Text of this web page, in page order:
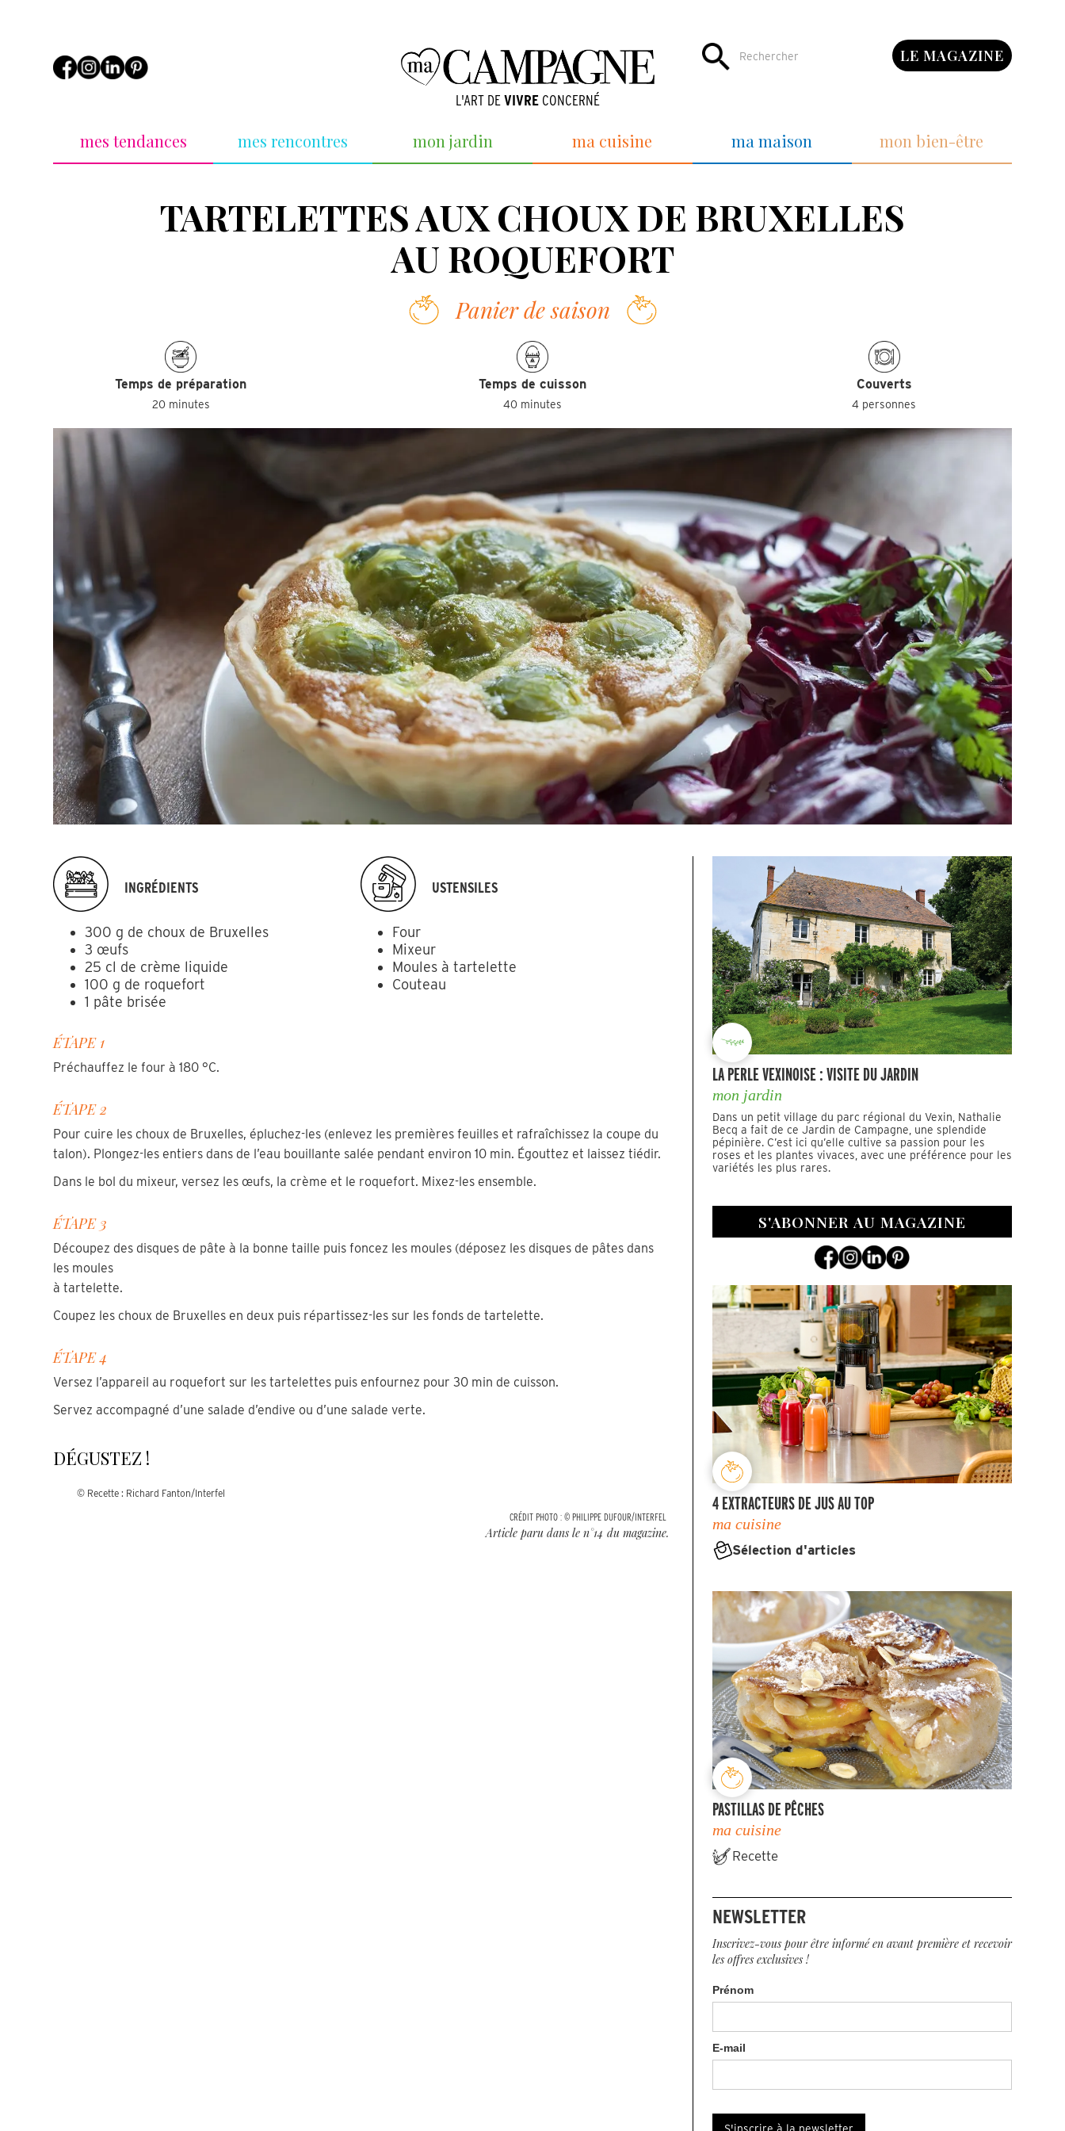
L'ART DEVIVRECONCERNÉ
LE MAGAZINE
mes tendances mes rencontres mon jardin ma cuisine ma maison mon bien-être
TARTELETTES AUX CHOUX DE BRUXELLES
AU ROQUEFORT
Panier de saison
Temps de préparation
20 minutes
Temps de cuisson
40 minutes
Couverts
4 personnes
INGRÉDIENTS
300 g de choux de Bruxelles
3 œufs
25 cl de crème liquide
100 g de roquefort
1 pâte brisée
USTENSILES
Four
Mixeur
Moules à tartelette
Couteau
ÉTAPE 1
Préchauffez le four à 180 °C.
ÉTAPE 2
Pour cuire les choux de Bruxelles, épluchez-les (enlevez les premières feuilles et rafraîchissez la coupe du
talon). Plongez-les entiers dans de l’eau bouillante salée pendant environ 10 min. Égouttez et laissez tiédir.
Dans le bol du mixeur, versez les œufs, la crème et le roquefort. Mixez-les ensemble.
ÉTAPE 3
Découpez des disques de pâte à la bonne taille puis foncez les moules (déposez les disques de pâtes dans
les moules
à tartelette.
Coupez les choux de Bruxelles en deux puis répartissez-les sur les fonds de tartelette.
ÉTAPE 4
Versez l’appareil au roquefort sur les tartelettes puis enfournez pour 30 min de cuisson.
Servez accompagné d’une salade d’endive ou d’une salade verte.
DÉGUSTEZ !
© Recette : Richard Fanton/Interfel
CRÉDIT PHOTO : © PHILIPPE DUFOUR/INTERFEL
Article paru dans le n°14 du magazine.
LA PERLE VEXINOISE : VISITE DU JARDIN
mon jardin
Dans un petit village du parc régional du Vexin, Nathalie
Becq a fait de ce Jardin de Campagne, une splendide
pépinière. C’est ici qu’elle cultive sa passion pour les
roses et les plantes vivaces, avec une préférence pour les
variétés les plus rares.
S'ABONNER AU MAGAZINE
4 EXTRACTEURS DE JUS AU TOP
ma cuisine
Sélection d'articles
PASTILLAS DE PÊCHES
ma cuisine
Recette
NEWSLETTER
Inscrivez-vous pour être informé en avant première et recevoir
les offres exclusives !
Prénom
E-mail